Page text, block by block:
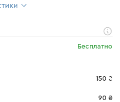
Бесплатно
150 ₴
90 ₴